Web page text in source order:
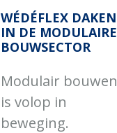
WÉDÉFLEX DAKEN
IN DE MODULAIRE
BOUWSECTOR
Modulair bouwen
is volop in
beweging.